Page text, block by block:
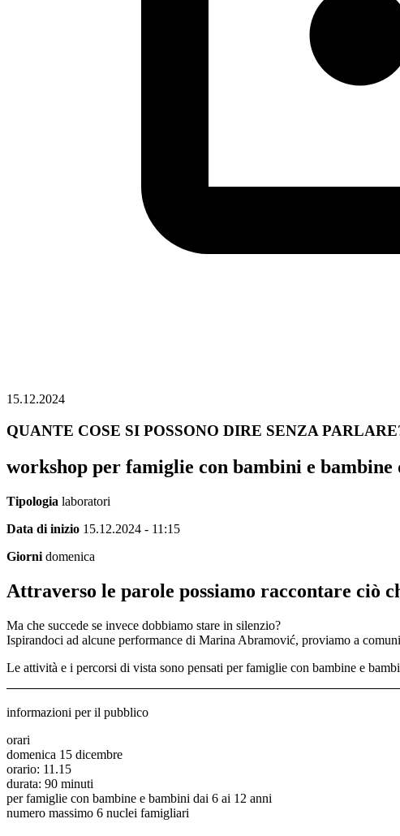
15.12.2024
QUANTE COSE SI POSSONO DIRE SENZA
workshop per famiglie con bambini e bambine
Tipologia laboratori
Data di inizio 15.12.2024 - 11:15
Giorni domenica
Attraverso le parole possiamo raccontare ciò
Ma che succede se invece dobbiamo stare in silenzio?
Ispirandoci ad alcune performance di Marina Abramović, proviamo a
Le attività e i percorsi di vista sono pensati per famiglie con bambine e
informazioni per il pubblico
orari
domenica 15 dicembre
orario: 11.15
durata: 90 minuti
per famiglie con bambine e bambini dai 6 ai 12 anni
numero massimo 6 nuclei famigliari